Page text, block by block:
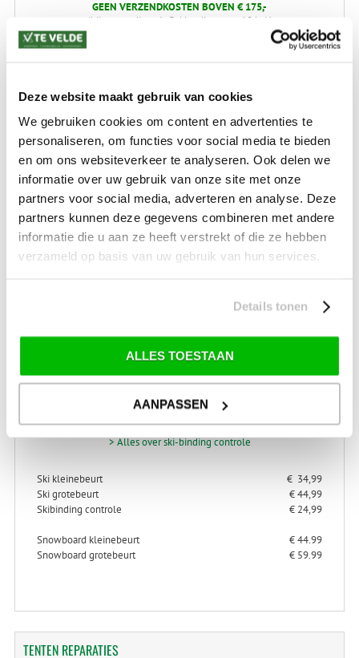
Deze website maakt gebruik van cookies
We gebruiken cookies om content en advertenties te
personaliseren, om functies voor social media te bieden
en om ons websiteverkeer te analyseren. Ook delen we
informatie over uw gebruik van onze site met onze
partners voor social media, adverteren en analyse. Deze
partners kunnen deze gegevens combineren met andere
informatie die u aan ze heeft verstrekt of die ze hebben
verzameld op basis van uw gebruik van hun services.
Details tonen
ALLES TOESTAAN
AANPASSEN
GEEN VERZENDKOSTEN BOVEN € 175,-
(bij verzending via Pakketdienst tot 10 kg)*
Waar is ons bedrijf gevestigd?
Drentse Poort 7
+31 (0) 599-613946
info@tevelde.nl
Schrijf je in voor onze nieuwsbrief!
> Alles over ski- en snowboard onderhoud
> Alles over ski-binding controle
Ski kleinebeurt
€ 34,99
Ski grotebeurt
€ 44,99
Skibinding controle
€ 24,99
Snowboard kleinebeurt
€ 44.99
Snowboard grotebeurt
€ 59.99
TENTENREPARATIES